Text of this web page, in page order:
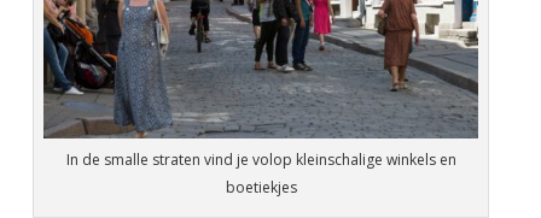
In de smalle straten vind je volop kleinschalige winkels en
boetiekjes